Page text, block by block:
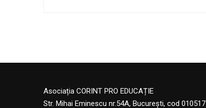
Asociația CORINT PRO EDUCAȚIE
Str. Mihai Eminescu nr.54A, București, cod 010517